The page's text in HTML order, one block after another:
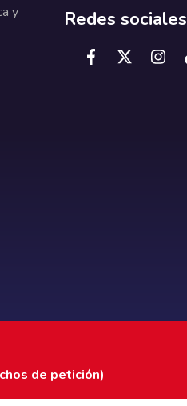
y
Redes sociales
de petición)